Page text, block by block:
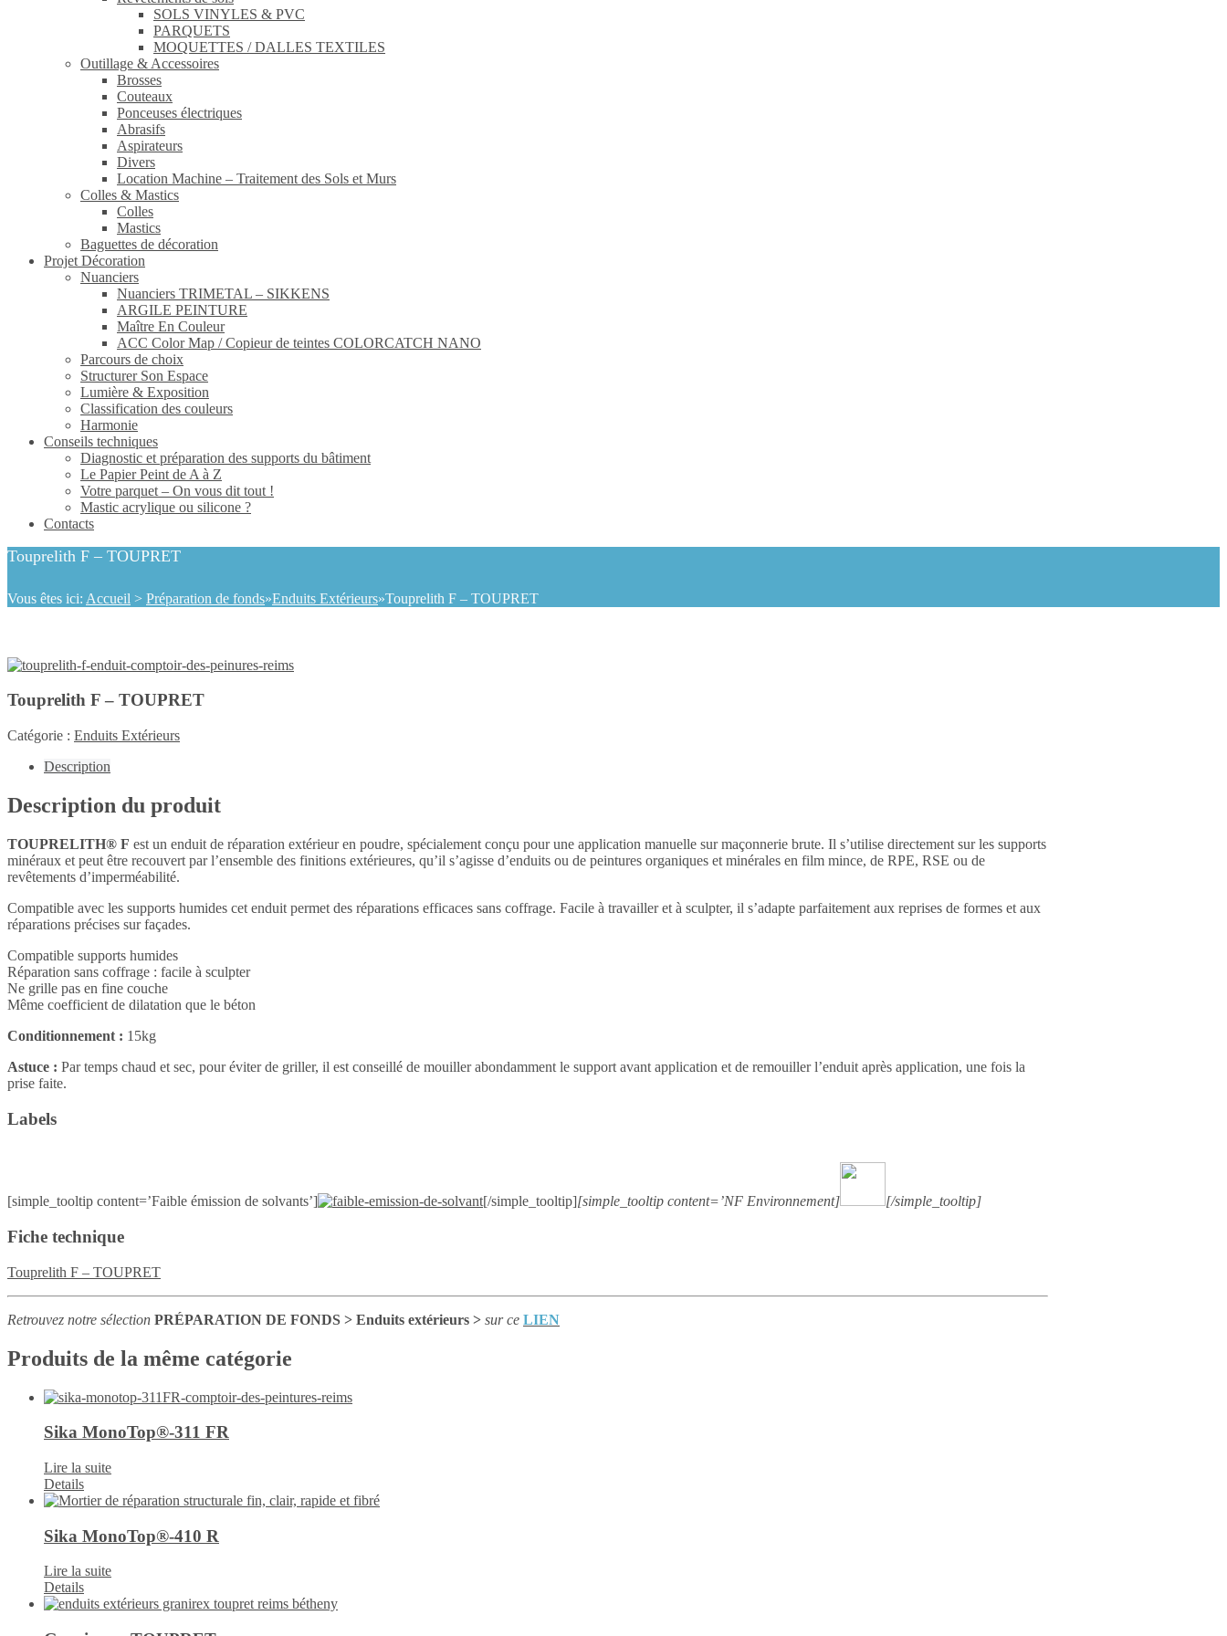
SOLS VINYLES & PVC
PARQUETS
MOQUETTES / DALLES TEXTILES
Outillage & Accessoires
Brosses
Couteaux
Ponceuses électriques
Abrasifs
Aspirateurs
Divers
Location Machine – Traitement des Sols et Murs
Colles & Mastics
Colles
Mastics
Baguettes de décoration
Projet Décoration
Nuanciers
Nuanciers TRIMETAL – SIKKENS
ARGILE PEINTURE
Maître En Couleur
ACC Color Map / Copieur de teintes COLORCATCH NANO
Parcours de choix
Structurer Son Espace
Lumière & Exposition
Classification des couleurs
Harmonie
Conseils techniques
Diagnostic et préparation des supports du bâtiment
Le Papier Peint de A à Z
Votre parquet – On vous dit tout !
Mastic acrylique ou silicone ?
Contacts
Touprelith F – TOUPRET
Vous êtes ici: Accueil > Préparation de fonds»Enduits Extérieurs»Touprelith F – TOUPRET
Touprelith F – TOUPRET
Catégorie : Enduits Extérieurs
Description
Description du produit
TOUPRELITH® F est un enduit de réparation extérieur en poudre, spécialement conçu pour une application manuelle sur maçonnerie brute. Il s’utilise directement sur les supports
minéraux et peut être recouvert par l’ensemble des finitions extérieures, qu’il s’agisse d’enduits ou de peintures organiques et minérales en film mince, de RPE, RSE ou de
revêtements d’imperméabilité.
Compatible avec les supports humides cet enduit permet des réparations efficaces sans coffrage. Facile à travailler et à sculpter, il s’adapte parfaitement aux reprises de formes et aux
réparations précises sur façades.
Compatible supports humides
Réparation sans coffrage : facile à sculpter
Ne grille pas en fine couche
Même coefficient de dilatation que le béton
Conditionnement : 15kg
Astuce : Par temps chaud et sec, pour éviter de griller, il est conseillé de mouiller abondamment le support avant application et de remouiller l’enduit après application, une fois la
prise faite.
Labels
[simple_tooltip content=’Faible émission de solvants’] [/simple_tooltip][simple_tooltip content=’NF Environnement] [/simple_tooltip]
Fiche technique
Touprelith F – TOUPRET
Retrouvez notre sélection PRÉPARATION DE FONDS > Enduits extérieurs > sur ce LIEN
Produits de la même catégorie
Sika MonoTop®-311 FR
Lire la suite
Details
Sika MonoTop®-410 R
Lire la suite
Details